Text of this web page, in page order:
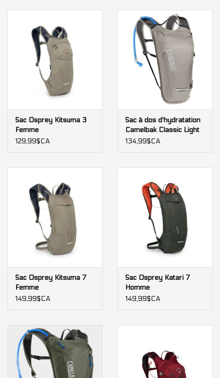
Sac Osprey Kitsuma 3
Femme
129,99$CA
Sac à dos d'hydratation
Camelbak Classic Light
134,99$CA
Sac Osprey Kitsuma 7
Femme
149,99$CA
Sac Osprey Katari 7
Homme
149,99$CA